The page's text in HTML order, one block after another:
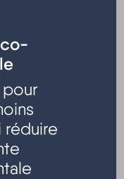
réduire